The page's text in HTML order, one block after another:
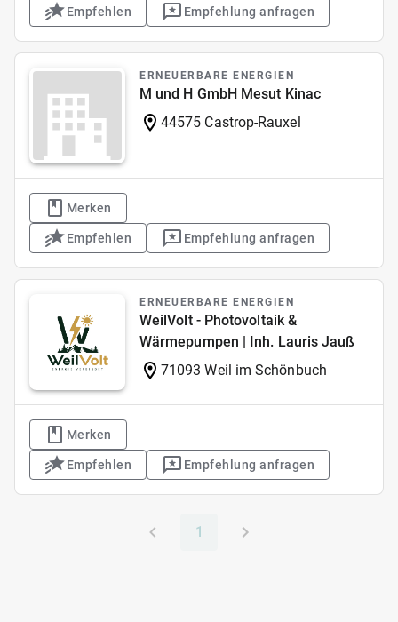
Empfehlen Empfehlung anfragen
ERNEUERBARE ENERGIEN
M und H GmbH Mesut Kinac
44575 Castrop-Rauxel
Merken
Empfehlen Empfehlung anfragen
ERNEUERBARE ENERGIEN
WeilVolt - Photovoltaik &
Wärmepumpen | Inh. Lauris Jauß
71093 Weil im Schönbuch
Merken
Empfehlen Empfehlung anfragen
1